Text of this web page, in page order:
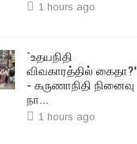
1 hours ago
`உதயநிதி
விவகாரத்தில் கைதா?'
- கருணாநிதி நினைவு
நா...
1 hours ago